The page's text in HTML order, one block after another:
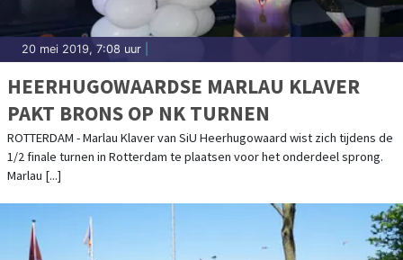
20 mei 2019, 7:08 uur
HEERHUGOWAARDSE MARLAU KLAVER
PAKT BRONS OP NK TURNEN
ROTTERDAM - Marlau Klaver van SiU Heerhugowaard wist zich tijdens de
1/2 finale turnen in Rotterdam te plaatsen voor het onderdeel sprong.
Marlau [...]